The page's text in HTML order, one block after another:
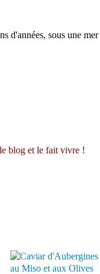
d'années, sous une mer
blog et le fait vivre !